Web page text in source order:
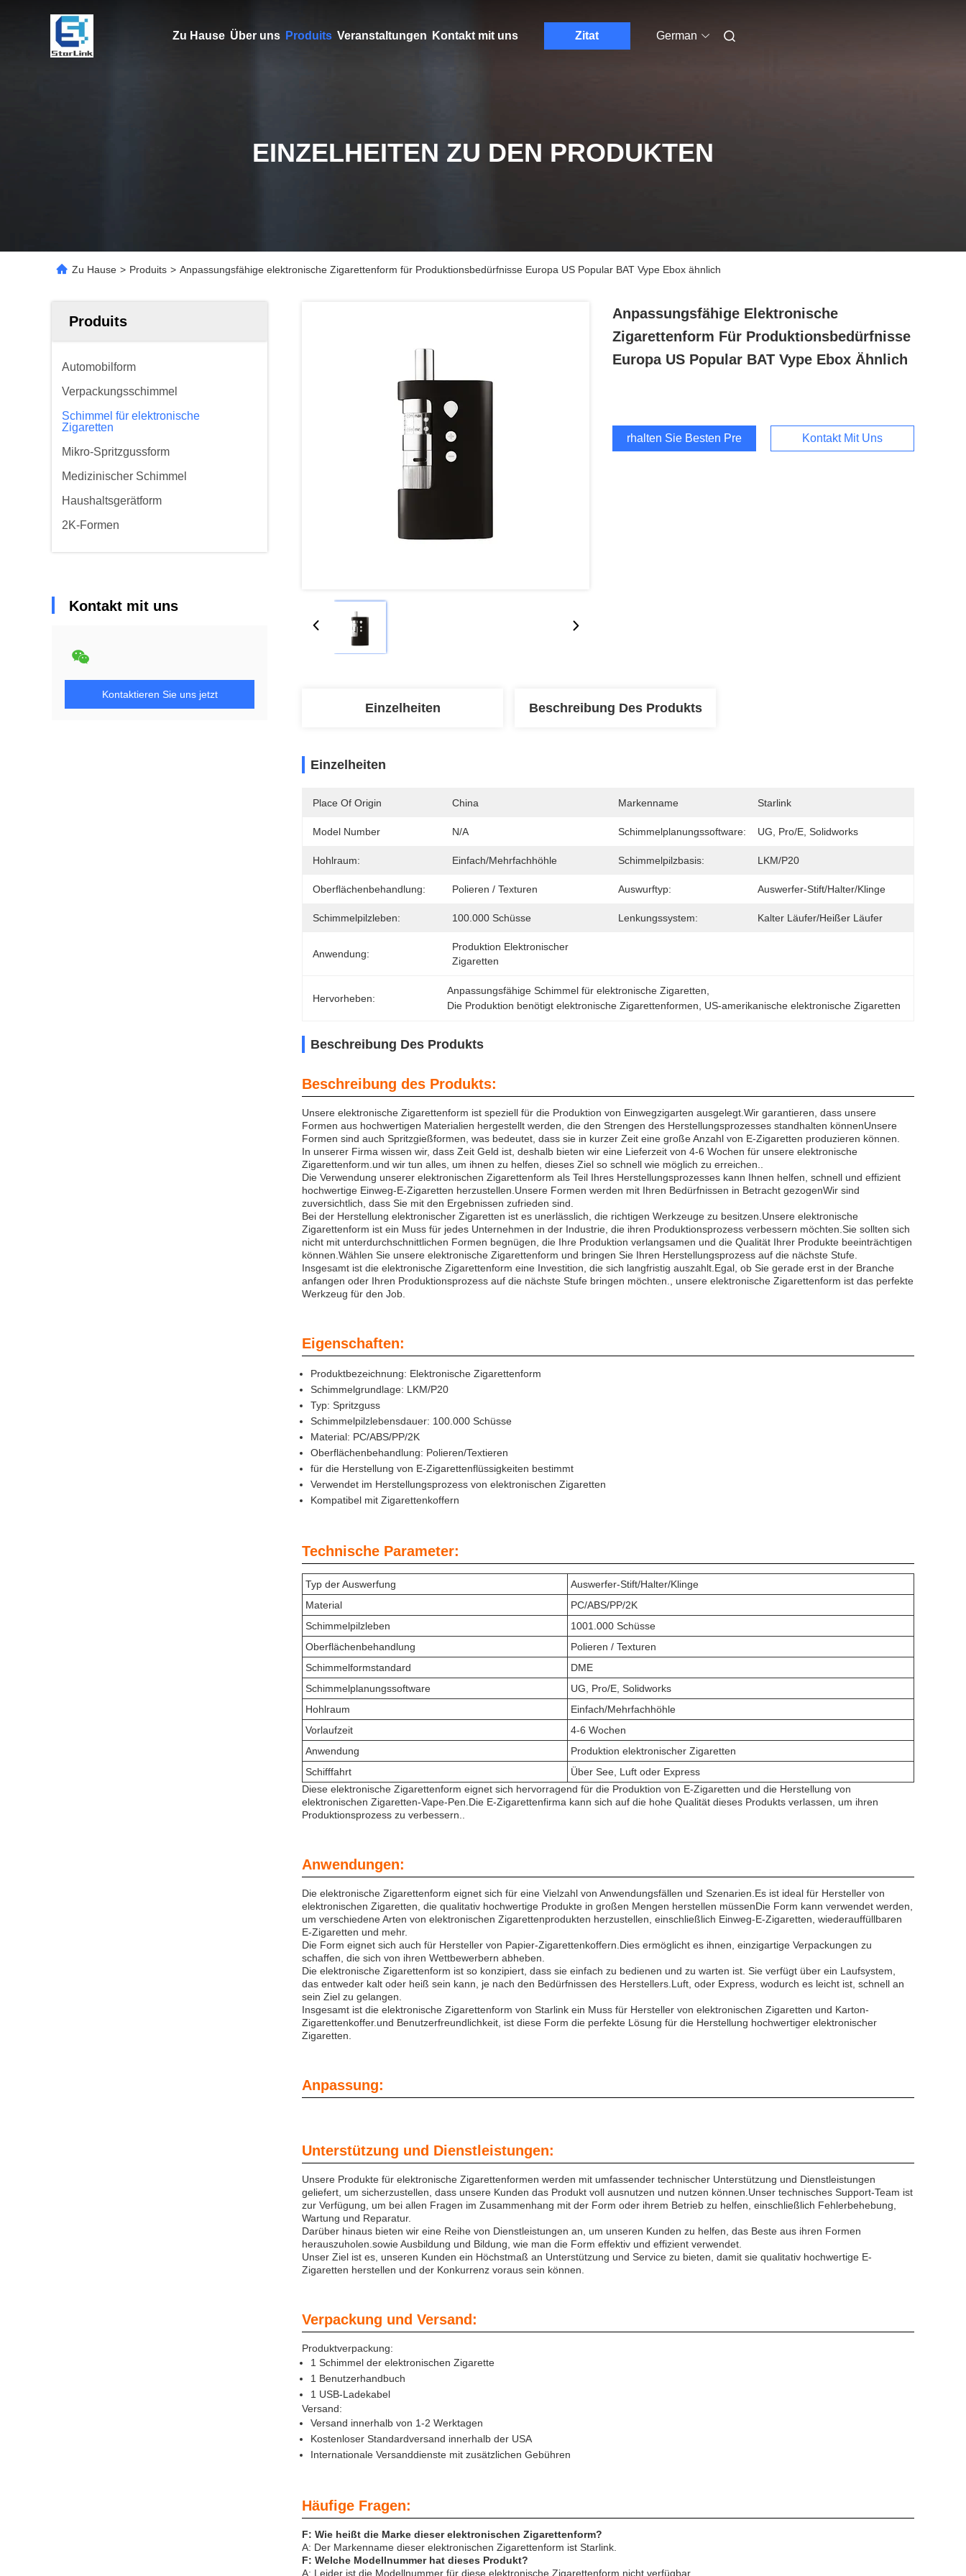
Zu Hause Über uns Produits Veranstaltungen Kontakt mit uns Zitat German
EINZELHEITEN ZU DEN PRODUKTEN
Zu Hause > Produits > Anpassungsfähige elektronische Zigarettenform für Produktionsbedürfnisse Europa US Popular BAT Vype Ebox ähnlich
Produits
Automobilform
Verpackungsschimmel
Schimmel für elektronische
Zigaretten
Mikro-Spritzgussform
Medizinischer Schimmel
Haushaltsgerätform
2K-Formen
Kontakt mit uns
Kontaktieren Sie uns jetzt
Anpassungsfähige Elektronische
Zigarettenform Für Produktionsbedürfnisse
Europa US Popular BAT Vype Ebox Ähnlich
Erhalten Sie Besten Preis Kontakt Mit Uns
Einzelheiten Beschreibung Des Produkts
Einzelheiten
Place Of Origin China Markenname Starlink
Model Number N/A Schimmelplanungssoftware: UG, Pro/E, Solidworks
Hohlraum: Einfach/Mehrfachhöhle Schimmelpilzbasis: LKM/P20
Oberflächenbehandlung: Polieren / Texturen Auswurftyp: Auswerfer-Stift/Halter/Klinge
Schimmelpilzleben: 100.000 Schüsse Lenkungssystem: Kalter Läufer/heißer Läufer
Anwendung:
Produktion Elektronischer
Zigaretten
Hervorheben:
Anpassungsfähige Schimmel für elektronische Zigaretten
Die Produktion benötigt elektronische Zigarettenformen
US-amerikanische elektronische Zigaretten
Beschreibung Des Produkts
Beschreibung des Produkts:
Unsere elektronische Zigarettenform ist speziell für die Produktion von Einwegzigarten ausgelegt.Wir garantieren, dass unsere
Formen aus hochwertigen Materialien hergestellt werden, die den Strengen des Herstellungsprozesses standhalten könnenUnsere
Formen sind auch Spritzgießformen, was bedeutet, dass sie in kurzer Zeit eine große Anzahl von E-Zigaretten produzieren können.
In unserer Firma wissen wir, dass Zeit Geld ist, deshalb bieten wir eine Lieferzeit von 4-6 Wochen für unsere elektronische
Zigarettenform.und wir tun alles, um ihnen zu helfen, dieses Ziel so schnell wie möglich zu erreichen..
Die Verwendung unserer elektronischen Zigarettenform als Teil Ihres Herstellungsprozesses kann Ihnen helfen, schnell und effizient
hochwertige Einweg-E-Zigaretten herzustellen.Unsere Formen werden mit Ihren Bedürfnissen in Betracht gezogenWir sind
zuversichtlich, dass Sie mit den Ergebnissen zufrieden sind.
Bei der Herstellung elektronischer Zigaretten ist es unerlässlich, die richtigen Werkzeuge zu besitzen.Unsere elektronische
Zigarettenform ist ein Muss für jedes Unternehmen in der Industrie, die ihren Produktionsprozess verbessern möchten.Sie sollten sich
nicht mit unterdurchschnittlichen Formen begnügen, die Ihre Produktion verlangsamen und die Qualität Ihrer Produkte beeinträchtigen
können.Wählen Sie unsere elektronische Zigarettenform und bringen Sie Ihren Herstellungsprozess auf die nächste Stufe.
Insgesamt ist die elektronische Zigarettenform eine Investition, die sich langfristig auszahlt.Egal, ob Sie gerade erst in der Branche
anfangen oder Ihren Produktionsprozess auf die nächste Stufe bringen möchten., unsere elektronische Zigarettenform ist das perfekte
Werkzeug für den Job.
Eigenschaften:
Produktbezeichnung: Elektronische Zigarettenform
Schimmelgrundlage: LKM/P20
Typ: Spritzguss
Schimmelpilzlebensdauer: 100.000 Schüsse
Material: PC/ABS/PP/2K
Oberflächenbehandlung: Polieren/Textieren
für die Herstellung von E-Zigarettenflüssigkeiten bestimmt
Verwendet im Herstellungsprozess von elektronischen Zigaretten
Kompatibel mit Zigarettenkoffern
Technische Parameter:
Typ der Auswerfung
Auswerfer-Stift/Halter/Klinge
Material
PC/ABS/PP/2K
Schimmelpilzleben
1001.000 Schüsse
Oberflächenbehandlung
Polieren / Texturen
Schimmelformstandard
DME
Schimmelplanungssoftware
UG, Pro/E, Solidworks
Hohlraum
Einfach/Mehrfachhöhle
Vorlaufzeit
4-6 Wochen
Anwendung
Produktion elektronischer Zigaretten
Schifffahrt
Über See, Luft oder Express
Diese elektronische Zigarettenform eignet sich hervorragend für die Produktion von E-Zigaretten und die Herstellung von
elektronischen Zigaretten-Vape-Pen.Die E-Zigarettenfirma kann sich auf die hohe Qualität dieses Produkts verlassen, um ihren
Produktionsprozess zu verbessern..
Anwendungen:
Die elektronische Zigarettenform eignet sich für eine Vielzahl von Anwendungsfällen und Szenarien.Es ist ideal für Hersteller von
elektronischen Zigaretten, die qualitativ hochwertige Produkte in großen Mengen herstellen müssenDie Form kann verwendet werden,
um verschiedene Arten von elektronischen Zigarettenprodukten herzustellen, einschließlich Einweg-E-Zigaretten, wiederauffüllbaren
E-Zigaretten und mehr.
Die Form eignet sich auch für Hersteller von Papier-Zigarettenkoffern.Dies ermöglicht es ihnen, einzigartige Verpackungen zu
schaffen, die sich von ihren Wettbewerbern abheben.
Die elektronische Zigarettenform ist so konzipiert, dass sie einfach zu bedienen und zu warten ist. Sie verfügt über ein Laufsystem,
das entweder kalt oder heiß sein kann, je nach den Bedürfnissen des Herstellers.Luft, oder Express, wodurch es leicht ist, schnell an
sein Ziel zu gelangen.
Insgesamt ist die elektronische Zigarettenform von Starlink ein Muss für Hersteller von elektronischen Zigaretten und Karton-
Zigarettenkoffer.und Benutzerfreundlichkeit, ist diese Form die perfekte Lösung für die Herstellung hochwertiger elektronischer
Zigaretten.
Anpassung:
Unterstützung und Dienstleistungen:
Unsere Produkte für elektronische Zigarettenformen werden mit umfassender technischer Unterstützung und Dienstleistungen
geliefert, um sicherzustellen, dass unsere Kunden das Produkt voll ausnutzen und nutzen können.Unser technisches Support-Team ist
zur Verfügung, um bei allen Fragen im Zusammenhang mit der Form oder ihrem Betrieb zu helfen, einschließlich Fehlerbehebung,
Wartung und Reparatur.
Darüber hinaus bieten wir eine Reihe von Dienstleistungen an, um unseren Kunden zu helfen, das Beste aus ihren Formen
herauszuholen.sowie Ausbildung und Bildung, wie man die Form effektiv und effizient verwendet.
Unser Ziel ist es, unseren Kunden ein Höchstmaß an Unterstützung und Service zu bieten, damit sie qualitativ hochwertige E-
Zigaretten herstellen und der Konkurrenz voraus sein können.
Verpackung und Versand:
Produktverpackung:
1 Schimmel der elektronischen Zigarette
1 Benutzerhandbuch
1 USB-Ladekabel
Versand:
Versand innerhalb von 1-2 Werktagen
Kostenloser Standardversand innerhalb der USA
Internationale Versanddienste mit zusätzlichen Gebühren
Häufige Fragen:
F: Wie heißt die Marke dieser elektronischen Zigarettenform?
A: Der Markenname dieser elektronischen Zigarettenform ist Starlink.
F: Welche Modellnummer hat dieses Produkt?
A: Leider ist die Modellnummer für diese elektronische Zigarettenform nicht verfügbar.